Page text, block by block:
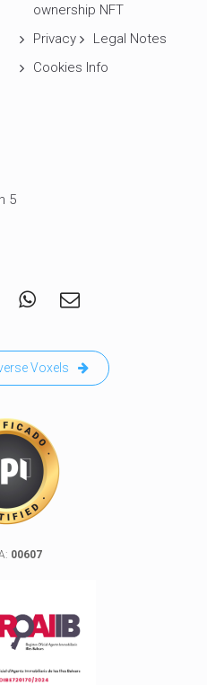
ownership NFT
Privacy
Legal Notes
Cookies Info
5
Voxels
00607